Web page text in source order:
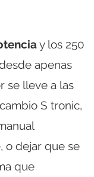
y los 250
apenas
se lleve a las
S tronic,
o dejar que se
que